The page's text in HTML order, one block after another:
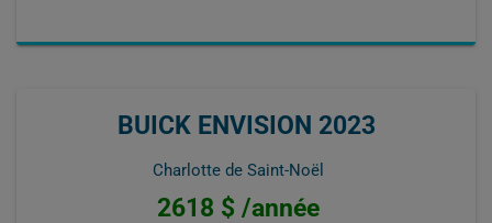
BUICK ENVISION 2023
Charlotte de Saint-Noël
2618 $ /année